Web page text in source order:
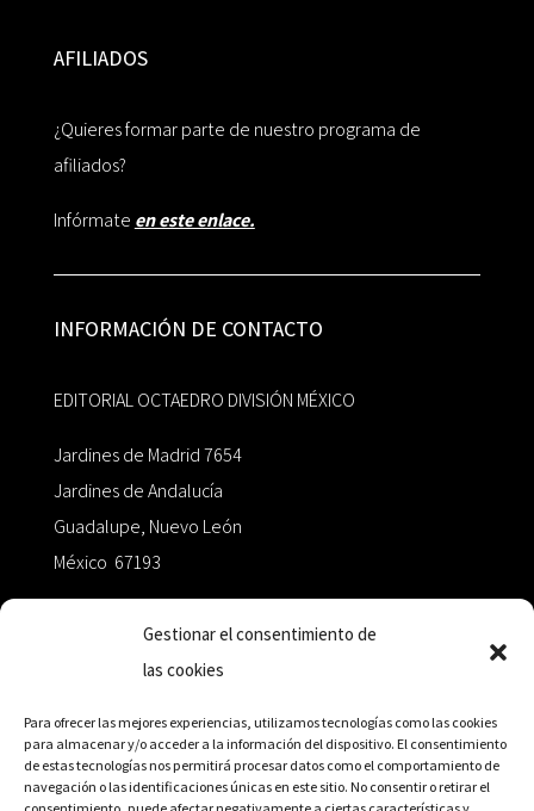
Gestionar el consentimiento de
las cookies
Para ofrecer las mejores experiencias, utilizamos tecnologías como las cookies
para almacenar y/o acceder a la información del dispositivo. El consentimiento
de estas tecnologías nos permitirá procesar datos como el comportamiento de
navegación o las identificaciones únicas en este sitio. No consentir o retirar el
AFILIADOS
¿Quieres formar parte de nuestro programa de
afiliados?
Infórmate en este enlace.
INFORMACIÓN DE CONTACTO
EDITORIAL OCTAEDRO DIVISIÓN MÉXICO
Jardines de Madrid 7654
Jardines de Andalucía
Guadalupe, Nuevo León
México 67193
+52 811.499.5638
RED DE DISTRIBUCIÓN